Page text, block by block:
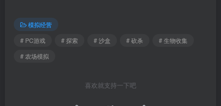
模拟经营
# PC游戏
# 探索 # 沙盒 # 砍杀
# 生物收集
# 农场模拟
喜欢就支持一下吧